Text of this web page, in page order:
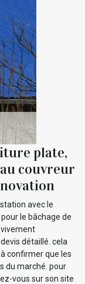
plate,
couvreur
avec le
le bâchage de
détaillé. cela
confirmer que les
du marché. pour
vous sur son site